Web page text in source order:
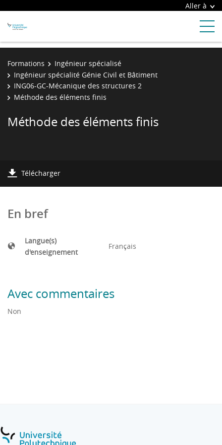
Aller à
Formations
Ingénieur spécialisé
Ingénieur spécialité Génie Civil et Bâtiment
ING06-GC-Mécanique des structures 2
Méthode des éléments finis
Méthode des éléments finis
Télécharger
En bref
Langue(s)
d'enseignement
Français
Avec commentaires
Non